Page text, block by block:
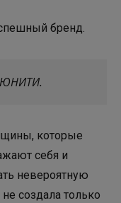
бренд.
которые
себя и
невероятную
создала только